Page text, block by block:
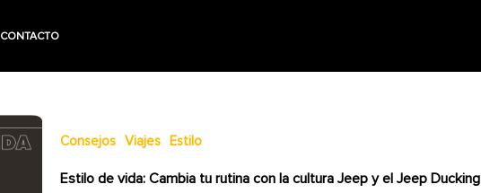
CONTACTO
Consejos Viajes Estilo
Estilo de vida: Cambia tu rutina con la cultura Jeep y el Jeep Ducking